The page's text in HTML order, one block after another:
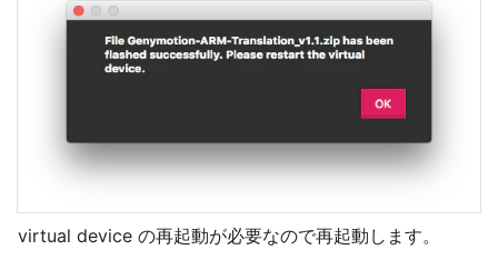
virtual device の再起動が必要なので再起動します。